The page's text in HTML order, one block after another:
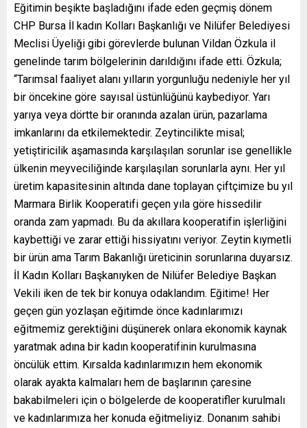
Eğitimin beşikte başladığını ifade eden geçmiş dönem
CHP Bursa İl kadın Kolları Başkanlığı ve Nilüfer Belediyesi
Meclisi Üyeliği gibi görevlerde bulunan Vildan Özkula il
genelinde tarım bölgelerinin darıldığını ifade etti. Özkula;
“Tarımsal faaliyet alanı yılların yorgunluğu nedeniyle her yıl
bir öncekine göre sayısal üstünlüğünü kaybediyor. Yarı
yarıya veya dörtte bir oranında azalan ürün, pazarlama
imkanlarını da etkilemektedir. Zeytincilikte misal;
yetiştiricilik aşamasında karşılaşılan sorunlar ise genellikle
ülkenin meyveciliğinde karşılaşılan sorunlarla aynı. Her yıl
üretim kapasitesinin altında dane toplayan çiftçimize bu yıl
Marmara Birlik Kooperatifi geçen yıla göre hissedilir
oranda zam yapmadı. Bu da akıllara kooperatifin işlerliğini
kaybettiği ve zarar ettiği hissiyatını veriyor. Zeytin kıymetli
bir ürün ama Tarım Bakanlığı üreticinin sorunlarına duyarsız.
İl Kadın Kolları Başkanıyken de Nilüfer Belediye Başkan
Vekili iken de tek bir konuya odaklandım. Eğitime! Her
geçen gün yozlaşan eğitimde önce kadınlarımızı
eğitmemiz gerektiğini düşünerek onlara ekonomik kaynak
yaratmak adına bir kadın kooperatifinin kurulmasına
öncülük ettim. Kırsalda kadınlarımızın hem ekonomik
olarak ayakta kalmaları hem de başlarının çaresine
bakabilmeleri için o bölgelerde de kooperatifler kurulmalı
ve kadınlarımıza her konuda eğitmeliyiz. Donanım sahibi